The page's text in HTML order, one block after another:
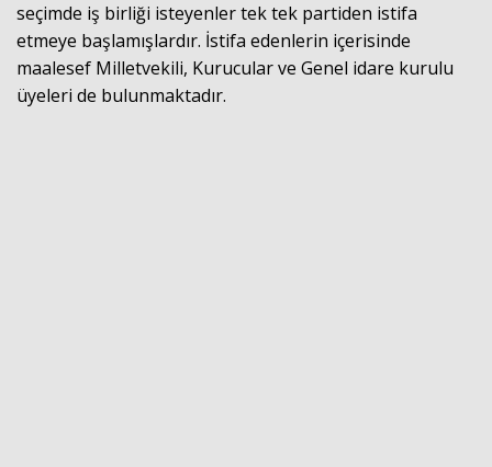
seçimde iş birliği isteyenler tek tek partiden istifa
etmeye başlamışlardır. İstifa edenlerin içerisinde
maalesef Milletvekili, Kurucular ve Genel idare kurulu
üyeleri de bulunmaktadır.